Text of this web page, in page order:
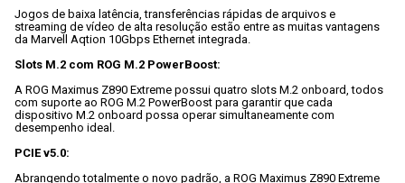
Jogos de baixa latência, transferências rápidas de arquivos e
streaming de vídeo de alta resolução estão entre as muitas vantagens
da Marvell Aqtion 10Gbps Ethernet integrada.
Slots M.2 com ROG M.2 PowerBoost:
A ROG Maximus Z890 Extreme possui quatro slots M.2 onboard, todos
com suporte ao ROG M.2 PowerBoost para garantir que cada
dispositivo M.2 onboard possa operar simultaneamente com
desempenho ideal.
PCIE v5.0:
Abrangendo totalmente o novo padrão, a ROG Maximus Z890 Extreme